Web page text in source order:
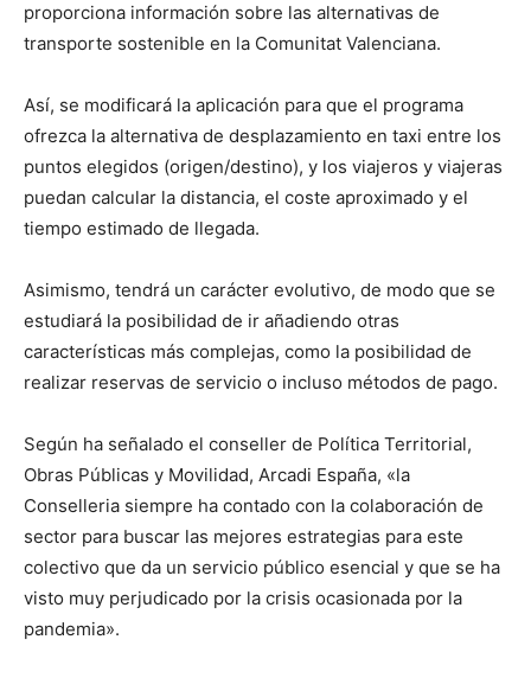
proporciona información sobre las alternativas de
transporte sostenible en la Comunitat Valenciana.
Así, se modificará la aplicación para que el programa
ofrezca la alternativa de desplazamiento en taxi entre los
puntos elegidos (origen/destino), y los viajeros y viajeras
puedan calcular la distancia, el coste aproximado y el
tiempo estimado de llegada.
Asimismo, tendrá un carácter evolutivo, de modo que se
estudiará la posibilidad de ir añadiendo otras
características más complejas, como la posibilidad de
realizar reservas de servicio o incluso métodos de pago.
Según ha señalado el conseller de Política Territorial,
Obras Públicas y Movilidad, Arcadi España, «la
Conselleria siempre ha contado con la colaboración de
sector para buscar las mejores estrategias para este
colectivo que da un servicio público esencial y que se ha
visto muy perjudicado por la crisis ocasionada por la
pandemia».